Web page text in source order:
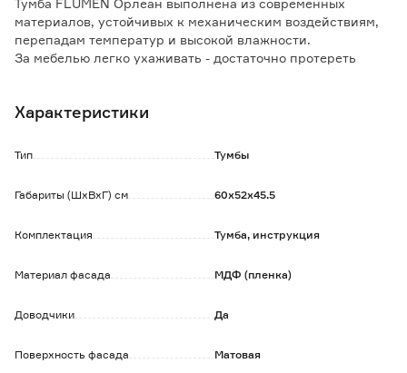
Тумба FLUMEN Орлеан выполнена из современных
материалов, устойчивых к механическим воздействиям,
перепадам температур и высокой влажности.
За мебелью легко ухаживать - достаточно протереть
ящиками полного выдвижения и встроенными
сифона.
Обратите внимание:
прочного картона.
Характеристики
Тип Тумбы
Габариты (ШхВхГ) см 60х52х45.5
Комплектация Тумба, инструкция
Материал фасада МДФ (пленка)
Доводчики Да
Поверхность фасада Матовая